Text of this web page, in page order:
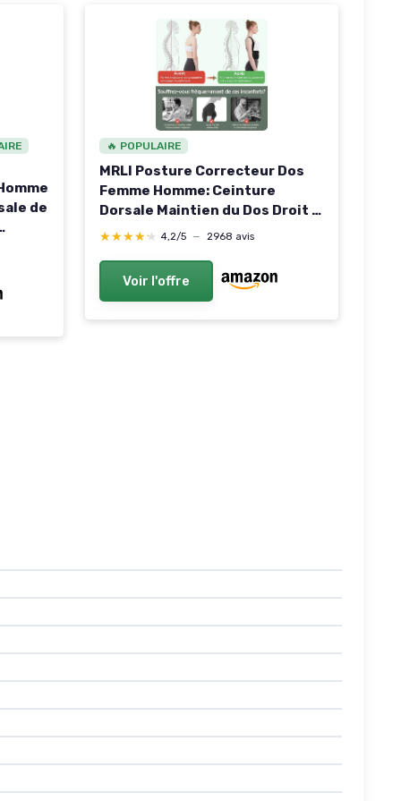
de
a
🔥 POPULAIRE
MRLI Posture Correcteur Dos
Femme Homme: Ceinture
Dorsale Maintien du Dos Droit -
Redresse Dos Soutien Lombaire
Réglable (L)
★★★★★
★★★★★ 4,2/5 — 2968 avis
Voir l'offre